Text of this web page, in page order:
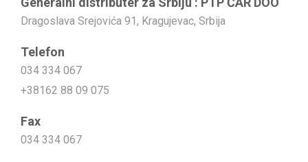
Dragoslava Srejovića 91, Kragujevac, Srbija
Telefon
034 334 067
+38162 88 09 075
Fax
034 334 067